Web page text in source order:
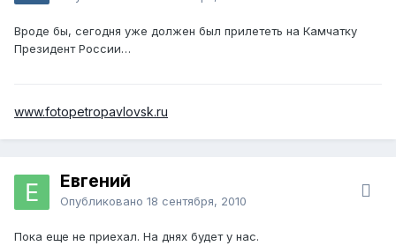
Вроде бы, сегодня уже должен был прилететь на Камчатку
Президент России…
www.fotopetropavlovsk.ru
Евгений
Опубликовано 18 сентября, 2010
Пока еще не приехал. На днях будет у нас.